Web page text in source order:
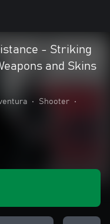
- Striking
and Skins
• Shooter
•